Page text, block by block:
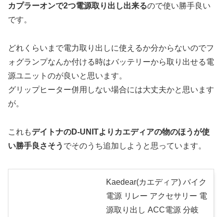
カプラーオンで2つ電源取り出し出来るので使い勝手良い
です。
どれくらいまで電力取り出しに使えるか分からないのでフ
ォグランプなんか付ける時はバッテリーから取り出せる電
源ユニットのが良いと思います。
グリップヒーター併用しない場合には大丈夫かと思います
が。
これもデイトナのD-UNITよりカエディアの物のほうが使
い勝手良さそう でそのうち追加しようと思っています。
Kaedear(カエディア) バイク
電源 リレー アクセサリー 電
源取り出し ACC電源 分岐